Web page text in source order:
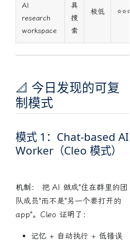
AI
research
workspace
具
搜
索
极低 ⭐⭐⭐
📐 今日发现的可复
制模式
模式 1：Chat-based AI
Worker（Cleo 模式）
机制：
把 AI 做成"住在群里的团
队成员"而不是"另一个要打开的
app"。Cleo 证明了：
记忆 + 自动执行 + 低错误